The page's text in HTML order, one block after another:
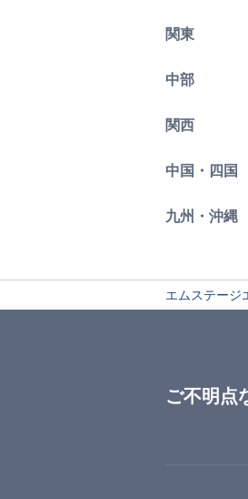
関東
中部
関西
中国・四国
九州・沖縄
エムステージ
ご不明点